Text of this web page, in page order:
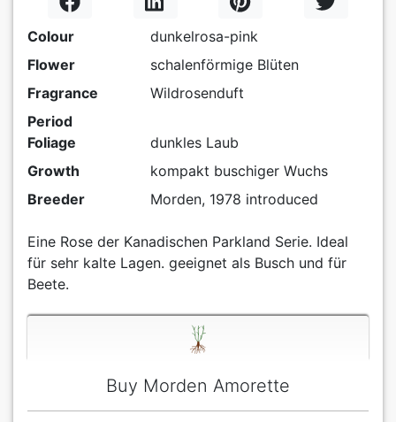
Colour
dunkelrosa-pink
Flower
schalenförmige Blüten
Fragrance
Wildrosenduft
Period
Foliage
dunkles Laub
Growth
kompakt buschiger Wuchs
Breeder
Morden, 1978 introduced
Eine Rose der Kanadischen Parkland Serie. Ideal
für sehr kalte Lagen. geeignet als Busch und für
Beete.
Buy Morden Amorette